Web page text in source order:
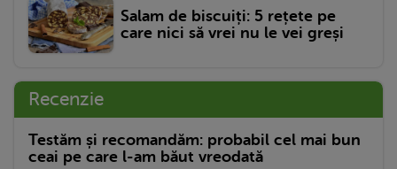
Salam de biscuiți: 5 rețete pe
care nici să vrei nu le vei greși
Recenzie
Testăm și recomandăm: probabil cel mai bun
ceai pe care l-am băut vreodată